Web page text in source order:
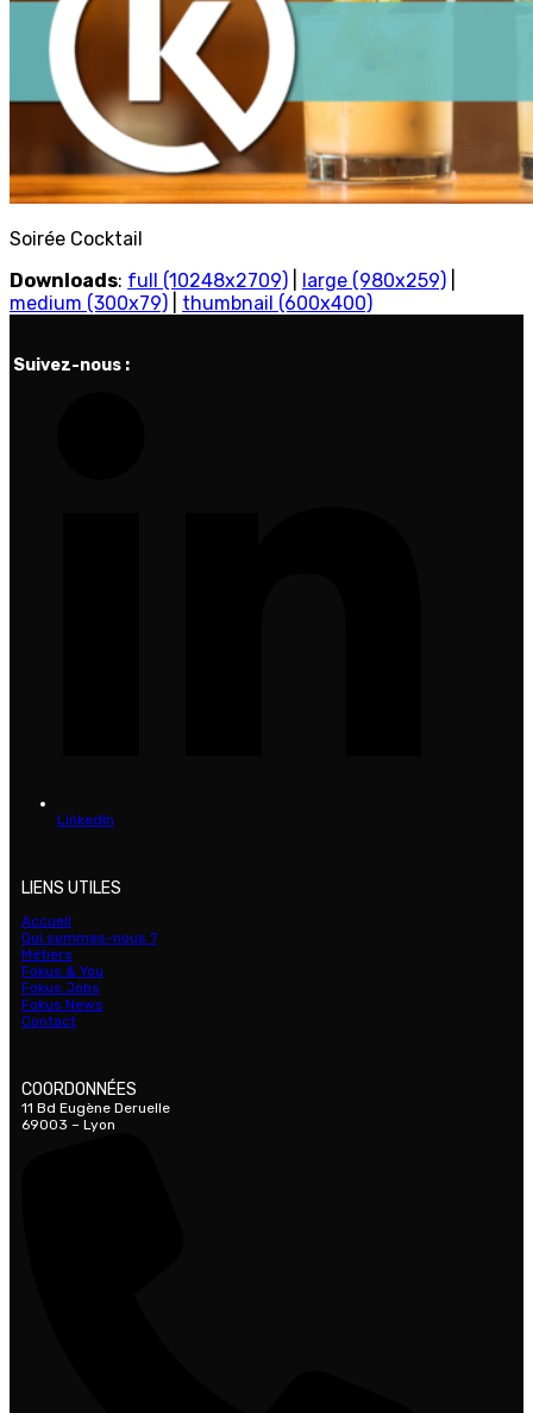
Soirée Cocktail
Downloads: full (10248x2709) large (980x259)
medium (300x79)
thumbnail (600x400)
Suivez-nous :
LinkedIn
LIENS UTILES
Accueil
Qui sommes-nous ?
Métiers
Fokus & You
Fokus Jobs
Fokus News
Contact
COORDONNÉES
11 Bd Eugène Deruelle
69003 – Lyon